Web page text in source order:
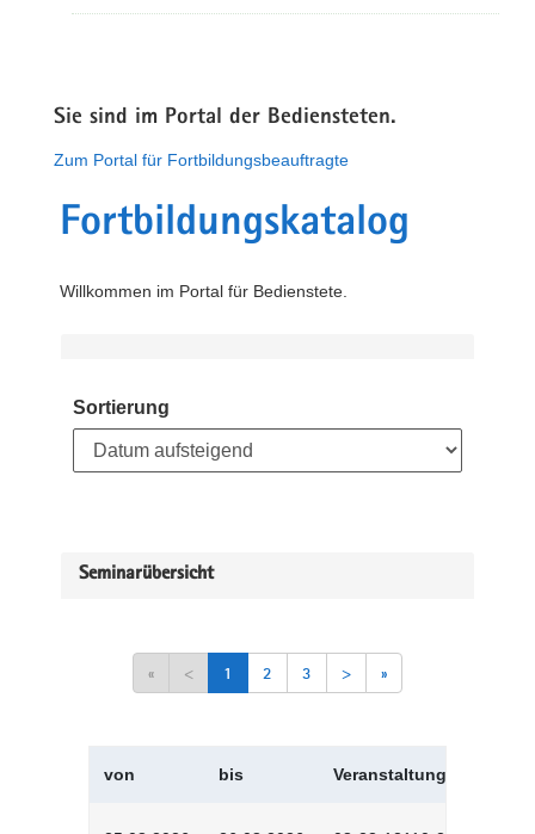
Sie sind im Portal der Bediensteten.
Zum Portal für Fortbildungsbeauftragte
Fortbildungskatalog
Willkommen im Portal für Bedienstete.
Sortierung
Seminarübersicht
« < 1 2 3 > »
von bis Veranstaltungskürzel